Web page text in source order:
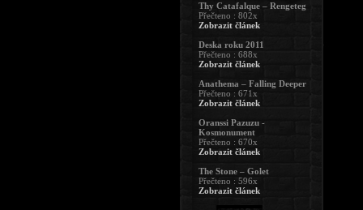
Thy Catafalque – Rengeteg
Přečteno : 802x
Zobrazit článek
Deska roku 2011
Přečteno : 688x
Zobrazit článek
Anathema – Falling Deeper
Přečteno : 671x
Zobrazit článek
Oranssi Pazuzu -
Kosmonument
Přečteno : 670x
Zobrazit článek
The Stone – Golet
Přečteno : 596x
Zobrazit článek